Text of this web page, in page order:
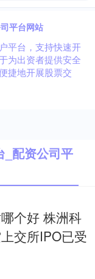
平台网站
平台，支持快速开
为出资者提供安全
捷地开展股票交
_配资公司平
个好 株洲科
交所IPO已受